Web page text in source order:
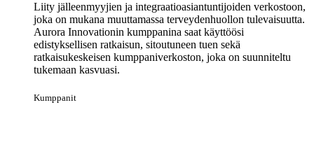
Liity jälleenmyyjien ja integraatioasiantuntijoiden verkostoon,
joka on mukana muuttamassa terveydenhuollon tulevaisuutta.
Aurora Innovationin kumppanina saat käyttöösi
edistyksellisen ratkaisun, sitoutuneen tuen sekä
ratkaisukeskeisen kumppaniverkoston, joka on suunniteltu
tukemaan kasvuasi.
Kumppanit